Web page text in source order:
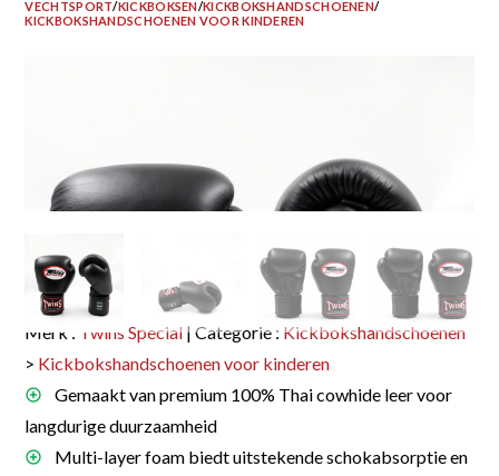
VECHTSPORT/KICKBOKSEN/KICKBOKSHANDSCHOENEN/
KICKBOKSHANDSCHOENEN VOOR KINDEREN
Merk : Twins Special | Categorie : Kickbokshandschoenen
> Kickbokshandschoenen voor kinderen
Gemaakt van premium 100% Thai cowhide leer voor
langdurige duurzaamheid
Multi-layer foam biedt uitstekende schokabsorptie en